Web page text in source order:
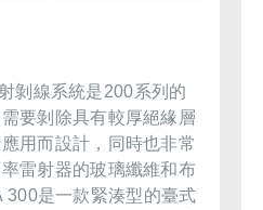
剝線系統是200系列的
要剝除具有較厚絕緣層
用而設計，同時也非常
雷射器的玻璃纖維和布
300是一款緊湊型的臺式